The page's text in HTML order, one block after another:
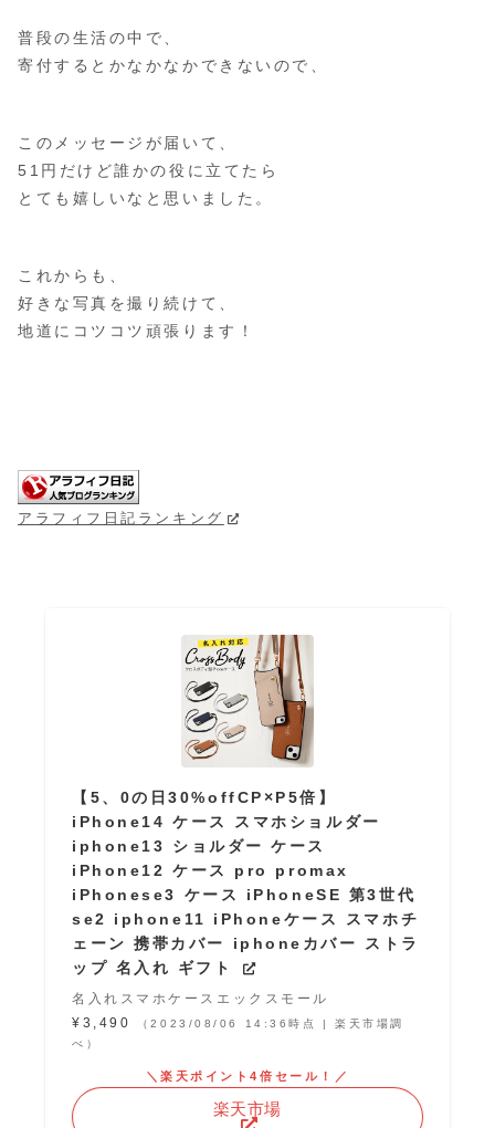
普段の生活の中で、
寄付するとかなかなかできないので、
このメッセージが届いて、
51円だけど誰かの役に立てたら
とても嬉しいなと思いました。
これからも、
好きな写真を撮り続けて、
地道にコツコツ頑張ります！
アラフィフ日記ランキング
【5、0の日30%offCP×P5倍】
iPhone14 ケース スマホショルダー
iphone13 ショルダー ケース
iPhone12 ケース pro promax
iPhonese3 ケース iPhoneSE 第3世代
se2 iphone11 iPhoneケース スマホチ
ェーン 携帯カバー iphoneカバー ストラ
ップ 名入れ ギフト
名入れスマホケースエックスモール
¥3,490
（2023/08/06 14:36時点 | 楽天市場調
べ）
＼楽天ポイント4倍セール！／
楽天市場